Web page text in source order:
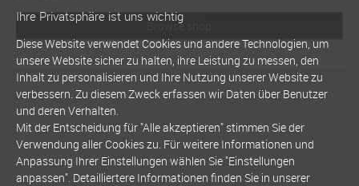
Browse shop
Ihre Privatsphäre ist uns wichtig
Diese Website verwendet Cookies und andere Technologien, um
unsere Website sicher zu halten, ihre Leistung zu messen, den
Inhalt zu personalisieren und Ihre Nutzung unserer Website zu
verbessern. Zu diesem Zweck erfassen wir Daten über Benutzer
und deren Verhalten.
Mit der Entscheidung für "Alle akzeptieren" stimmen Sie der
Verwendung aller Cookies zu. Für weitere Informationen und
Anpassung Ihrer Einstellungen wählen Sie "Einstellungen
anpassen". Detailliertere Informationen finden Sie in unserer